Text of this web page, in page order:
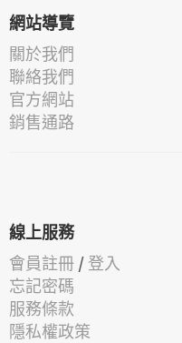
網站導覽
關於我們
聯絡我們
官方網站
銷售通路
線上服務
會員註冊 / 登入
忘記密碼
服務條款
隱私權政策